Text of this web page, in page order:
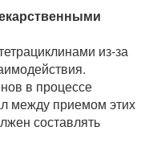
из-за
в процессе
между приемом этих
составлять